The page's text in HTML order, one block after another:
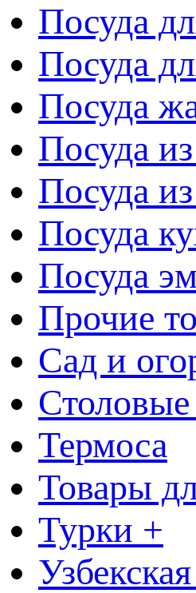
Посуда
Посуда
Посуда
Посуда
Посуда
Посуда
Посуда
Прочие
Сад и
Термоса
Товары
Турки +